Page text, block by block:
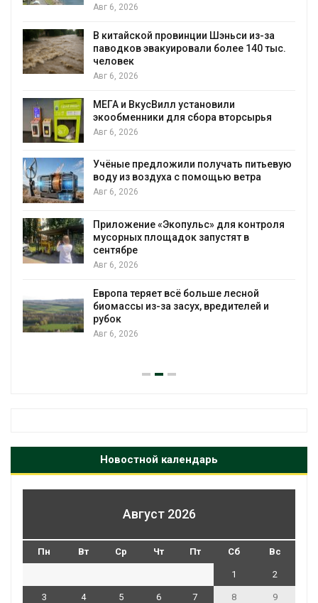
Авг 6, 2026
В китайской провинции Шэньси из-за
паводков эвакуировали более 140 тыс.
человек
Авг 6, 2026
МЕГА и ВкусВилл установили
экообменники для сбора вторсырья
Авг 6, 2026
Учёные предложили получать питьевую
воду из воздуха с помощью ветра
Авг 6, 2026
Приложение «Экопульс» для контроля
мусорных площадок запустят в
сентябре
Авг 6, 2026
Европа теряет всё больше лесной
биомассы из-за засух, вредителей и
рубок
Авг 6, 2026
Новостной календарь
Август 2026
Пн Вт Ср Чт Пт Сб Вс
1 2
3 4 5 6 7 8 9